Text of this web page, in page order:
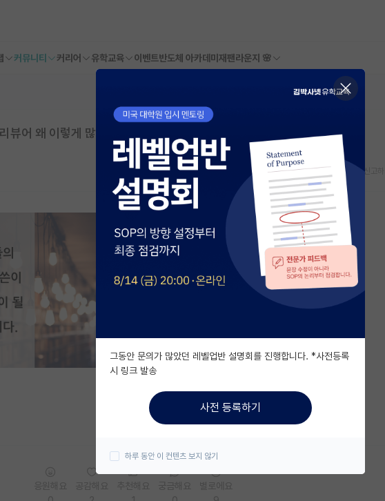
커뮤니티 커리어 유학교육 이벤트반도체 아카데미 재팬라운지 🌸
어 왜 이렇게 많음
스크랩 신고
그동안 문의가 많았던 레벨업반 설명회를 진행합니다. *사전등록
시 링크 발송
사전 등록하기
하루 동안 이 컨텐츠 보지 않기